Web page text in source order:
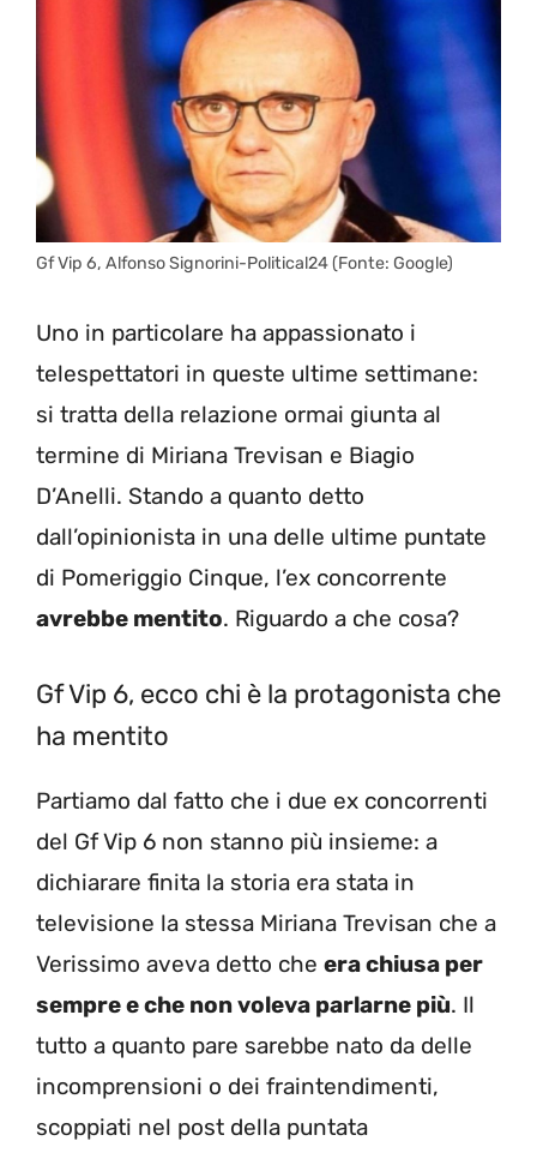
Gf Vip 6, Alfonso Signorini-Political24 (Fonte: Google)
Uno in particolare ha appassionato i
telespettatori in queste ultime settimane:
si tratta della relazione ormai giunta al
termine di Miriana Trevisan e Biagio
D’Anelli. Stando a quanto detto
dall’opinionista in una delle ultime puntate
di Pomeriggio Cinque, l’ex concorrente
avrebbe mentito. Riguardo a che cosa?
Gf Vip 6, ecco chi è la protagonista che
ha mentito
Partiamo dal fatto che i due ex concorrenti
del Gf Vip 6 non stanno più insieme: a
dichiarare finita la storia era stata in
televisione la stessa Miriana Trevisan che a
Verissimo aveva detto che era chiusa per
sempre e che non voleva parlarne più. Il
tutto a quanto pare sarebbe nato da delle
incomprensioni o dei fraintendimenti,
scoppiati nel post della puntata